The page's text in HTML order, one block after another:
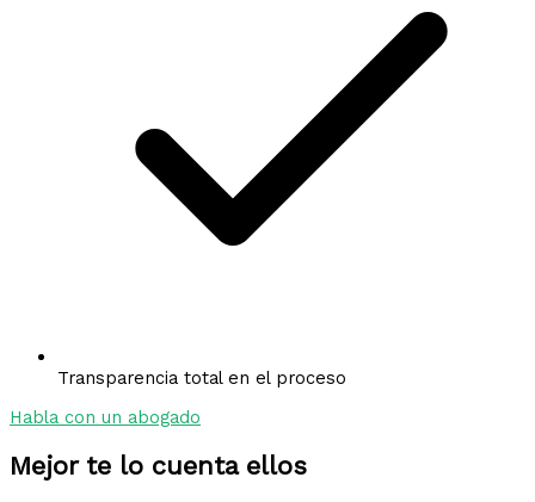
Transparencia total en el proceso
Habla con un abogado
Mejor te lo cuenta ellos